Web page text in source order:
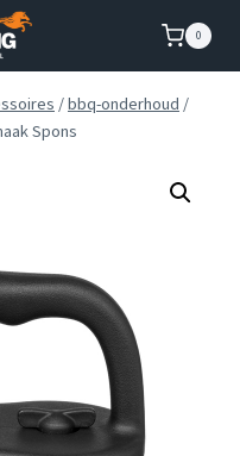
0
/bbq-onderhoud /
Spons